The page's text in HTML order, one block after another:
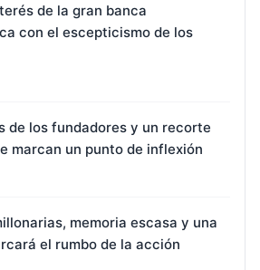
de la gran banca
con el escepticismo de los
de los fundadores y un recorte
marcan un punto de inflexión
memoria escasa y una
el rumbo de la acción